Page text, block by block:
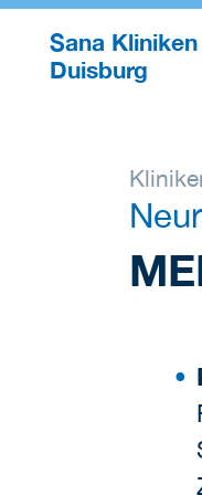
Sana Kliniken
Duisburg